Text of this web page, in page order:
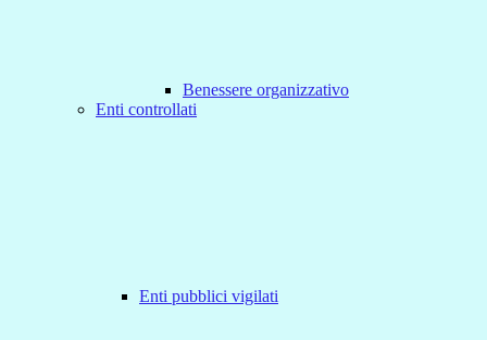
Benessere organizzativo
Enti controllati
Enti pubblici vigilati